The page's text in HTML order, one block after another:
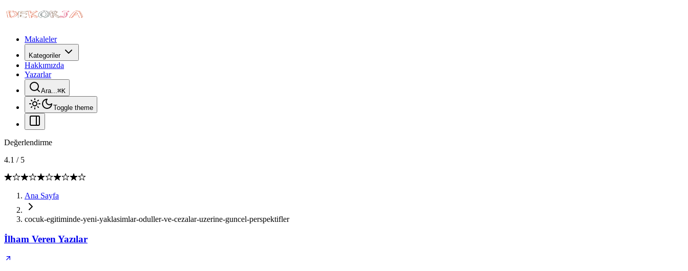
Makaleler
Kategoriler
Hakkımızda
Yazarlar
Ara...⌘K
Toggle theme
Değerlendirme
4.1 / 5
Ana Sayfa
cocuk-egitiminde-yeni-yaklasimlar-oduller-ve-cezalar-uzerine-guncel-perspektifler
İlham Veren Yazılar